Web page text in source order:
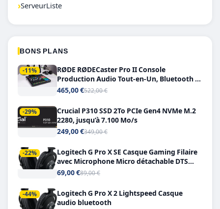
›ServeurListe
BONS PLANS
-11%
RØDE RØDECaster Pro II Console
Production Audio Tout-en-Un, Bluetooth et
Double USB-C
465,00 €522,00 €
-29%
Crucial P310 SSD 2To PCIe Gen4 NVMe M.2
2280, jusqu’à 7.100 Mo/s
249,00 €349,00 €
-22%
Logitech G Pro X SE Casque Gaming Filaire
avec Microphone Micro détachable DTS
Headphone X 7.1
69,00 €89,00 €
-44%
Logitech G Pro X 2 Lightspeed Casque
audio bluetooth